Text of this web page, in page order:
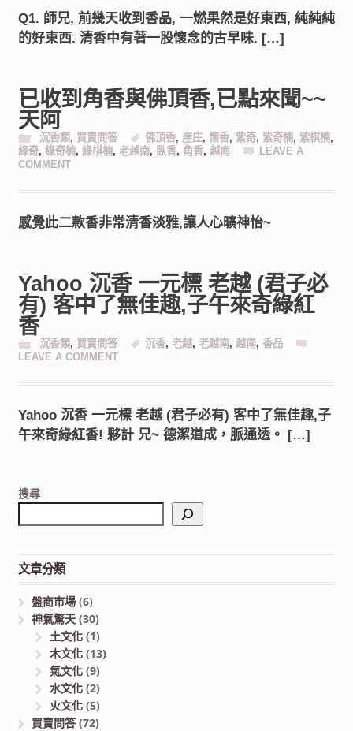
Q1. 師兄, 前幾天收到香品, 一燃果然是好東西, 純純純
的好東西. 清香中有著一股懷念的古早味. […]
已收到角香與佛頂香,已點來聞~~
天阿
沉香類, 買賣問答 佛頂香, 崖庄, 懷香, 紫奇, 紫奇楠, 紫棋楠,
綠奇, 綠奇楠, 綠棋楠, 老越南, 臥香, 角香, 越南
LEAVE A
COMMENT
感覺此二款香非常清香淡雅,讓人心曠神怡~
Yahoo 沉香 一元標 老越 (君子必
有) 客中了無佳趣,子午來奇綠紅
香
沉香類, 買賣問答 沉香, 老越, 老越南, 越南, 香品
LEAVE A COMMENT
Yahoo 沉香 一元標 老越 (君子必有) 客中了無佳趣,子
午來奇綠紅香! 夥計 兄~ 德潔道成，脈通透。 […]
搜尋
文章分類
盤商市場 (6)
神氣驚天 (30)
土文化(1)
木文化(13)
氣文化(9)
水文化(2)
火文化(5)
買賣問答(72)